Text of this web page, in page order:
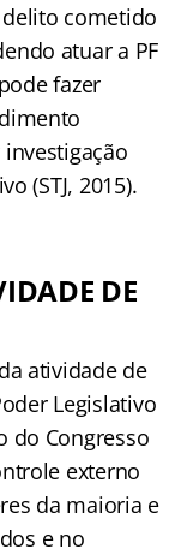
cometido
atuar a PF
fazer
(STJ, 2015).
DE
atividade de
Legislativo
do Congresso
externo
da maioria e
e no